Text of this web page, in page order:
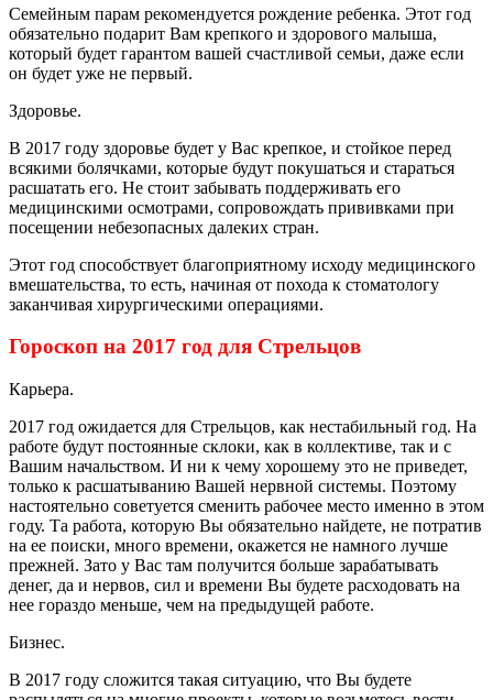
Семейным парам рекомендуется рождение ребенка. Этот год
обязательно подарит Вам крепкого и здорового малыша,
который будет гарантом вашей счастливой семьи, даже если
он будет уже не первый.
Здоровье.
В 2017 году здоровье будет у Вас крепкое, и стойкое перед
всякими болячками, которые будут покушаться и стараться
расшатать его. Не стоит забывать поддерживать его
медицинскими осмотрами, сопровождать прививками при
посещении небезопасных далеких стран.
Этот год способствует благоприятному исходу медицинского
вмешательства, то есть, начиная от похода к стоматологу
заканчивая хирургическими операциями.
Гороскоп на 2017 год для Стрельцов
Карьера.
2017 год ожидается для Стрельцов, как нестабильный год. На
работе будут постоянные склоки, как в коллективе, так и с
Вашим начальством. И ни к чему хорошему это не приведет,
только к расшатыванию Вашей нервной системы. Поэтому
настоятельно советуется сменить рабочее место именно в этом
году. Та работа, которую Вы обязательно найдете, не потратив
на ее поиски, много времени, окажется не намного лучше
прежней. Зато у Вас там получится больше зарабатывать
денег, да и нервов, сил и времени Вы будете расходовать на
нее гораздо меньше, чем на предыдущей работе.
Бизнес.
В 2017 году сложится такая ситуацию, что Вы будете